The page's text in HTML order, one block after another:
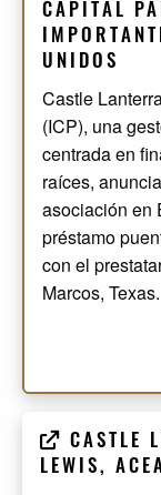
CAPITAL
UNIDOS
Castle
(ICP), una
centrada en
raíces,
asociación en
préstamo
con el
Marcos, Texas.
CASTLE
LEWIS,